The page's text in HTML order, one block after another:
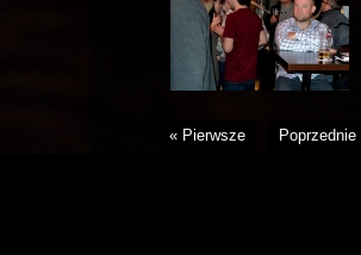
« Pierwsze Poprzednie